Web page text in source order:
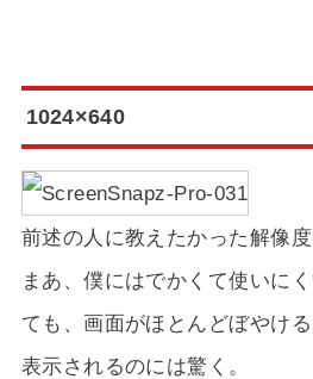
1024×640
前述の人に教えたかった解像度
まあ、僕にはでかくて使いに
ても、画面がほとんどぼやけ
表示されるのには驚く。